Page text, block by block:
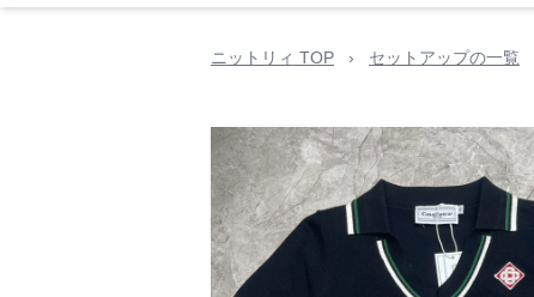
ニットリィ TOP › セットアップの一覧